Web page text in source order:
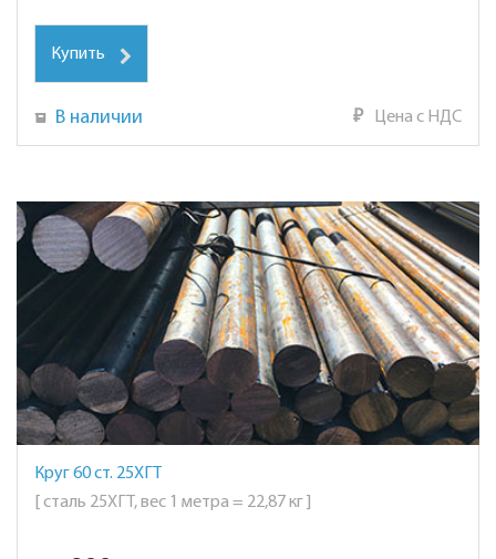
Купить
В наличии ₽ Цена с НДС
Круг 60 ст. 25ХГТ
[ сталь 25ХГТ, вес 1 метра = 22,87 кг ]